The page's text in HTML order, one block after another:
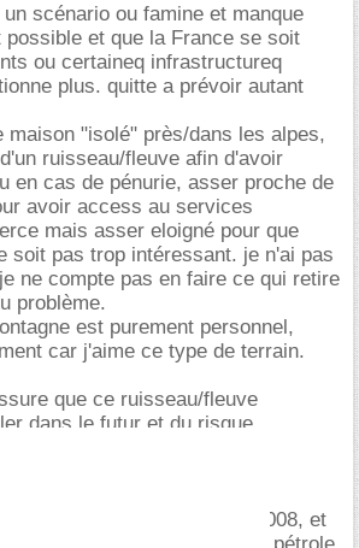
scénario ou famine et manque
possible et que la France se soit
ou certaineq infrastructureq
plus. quitte a prévoir autant
maison "isolé" près/dans les alpes,
ruisseau/fleuve afin d'avoir
en cas de pénurie, asser proche de
avoir access au services
mais asser eloigné pour que
soit pas trop intéressant. je n'ai pas
ne compte pas en faire ce qui retire
problème.
est purement personnel,
car j'aime ce type de terrain.
que ce ruisseau/fleuve
dans le futur et du risque
spécialiste du sujet mais il
pic pétrolier soit passé en 2008, et